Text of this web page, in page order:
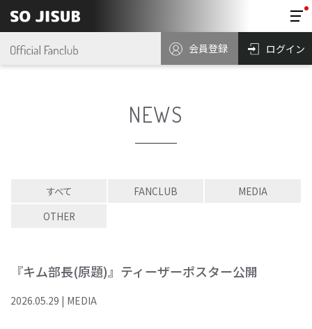
会員登録 ログイン
NEWS
すべて FANCLUB
MEDIA
OTHER
『キム部長(原題)』ティーザーポスター公開
2026.05.29 | MEDIA